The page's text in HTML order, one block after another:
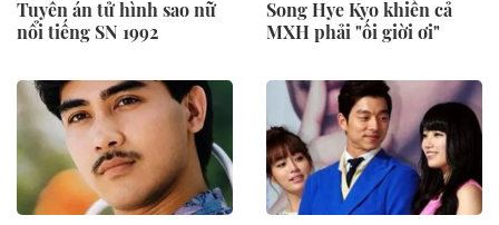
Tuyên án tử hình sao nữ
nổi tiếng SN 1992
Song Hye Kyo khiến cả
MXH phải "ối giời ơi"